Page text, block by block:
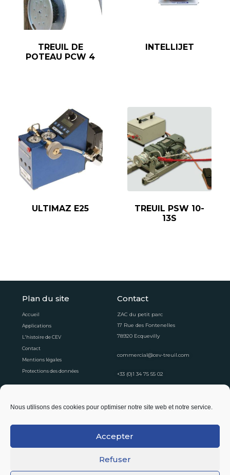
Nous utilisons des cookies pour optimiser notre site web et notre service.
Accepter
Refuser
TREUIL DE
POTEAU PCW 4
INTELLIJET
ULTIMAZ E25
TREUIL PSW 10-
13S
Plan du site
Accueil
Applications
L'histoire de CEV
Contact
Mentions légales
Protections des données
Contact
ZAC du petit parc
17 Rue des Fontenelles
78920 Ecquevilly
commercial@cev-treuil.com
+33 (0)1 34 75 55 02
Horaires d'ouvertures